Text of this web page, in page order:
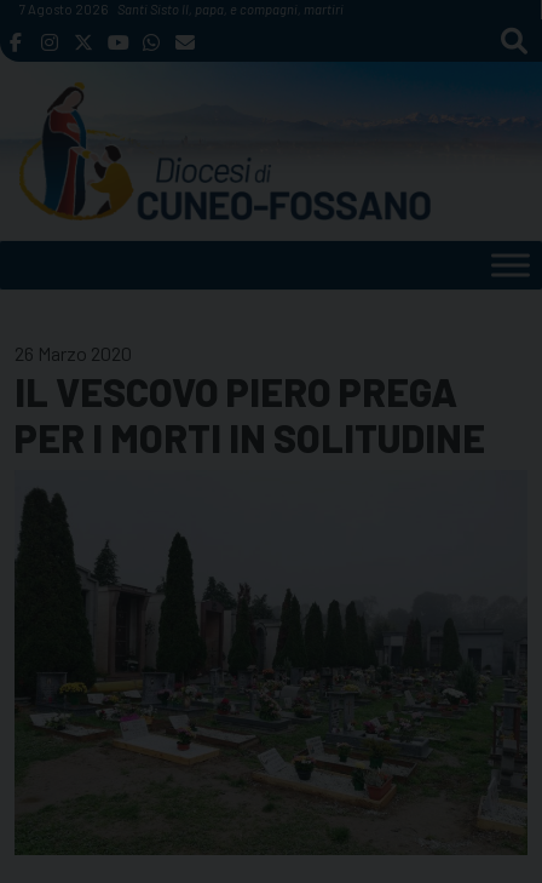
Skip
to
7 Agosto 2026 Santi Sisto II, papa, e compagni, martiri
26 Marzo 2020
IL VESCOVO PIERO PREGA
PER I MORTI IN SOLITUDINE